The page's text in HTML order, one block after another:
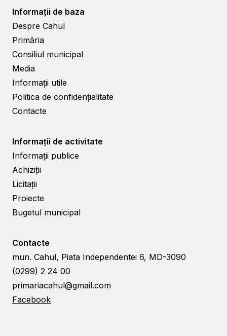
Informații de baza
Despre Cahul
Primăria
Consiliul municipal
Media
Informații utile
Politica de confidențialitate
Contacte
Informații de activitate
Informații publice
Achiziții
Licitații
Proiecte
Bugetul municipal
Contacte
mun. Cahul, Piata Independentei 6, MD-3090
(0299) 2 24 00
primariacahul@gmail.com
Facebook